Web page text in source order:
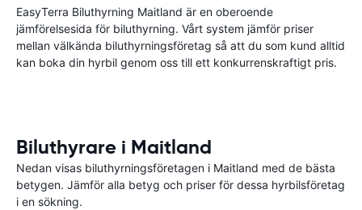
EasyTerra Biluthyrning Maitland är en oberoende
jämförelsesida för biluthyrning. Vårt system jämför priser
mellan välkända biluthyrningsföretag så att du som kund alltid
kan boka din hyrbil genom oss till ett konkurrenskraftigt pris.
Biluthyrare i Maitland
Nedan visas biluthyrningsföretagen i Maitland med de bästa
betygen. Jämför alla betyg och priser för dessa hyrbilsföretag
i en sökning.